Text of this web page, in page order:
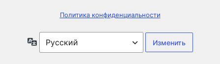
Политика конфиденциальности
Язык